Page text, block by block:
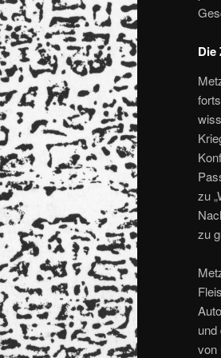
Die
zu
zu
von